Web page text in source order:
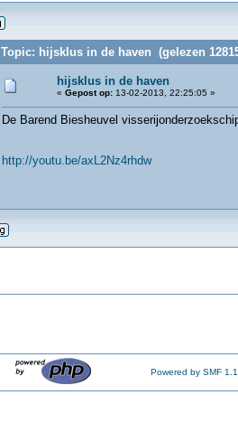
Topic: hijsklus in de haven (gelezen
hijsklus in de haven
« Gepost op:13-02-2013, 22:25:05 »
De Barend Biesheuvel
http://youtu.be/axL2Nz4rhdw
Powered by SMF